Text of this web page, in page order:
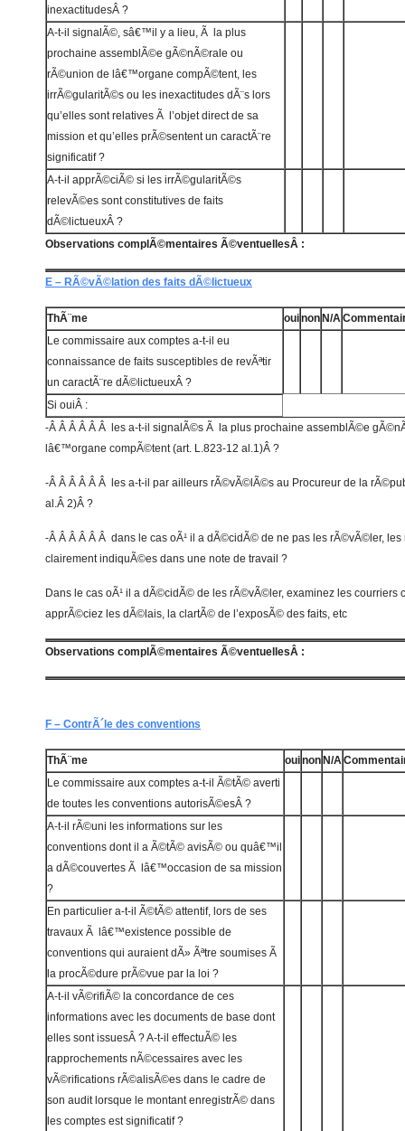
inexactitudesÂ ?
A-t-il signalÃ©, sâ€™il y a lieu, Ã la plus
prochaine assemblÃ©e gÃ©nÃ©rale ou
rÃ©union de lâ€™organe compÃ©tent, les
irrÃ©gularitÃ©s ou les inexactitudes dÃ¨s lors
qu’elles sont relatives Ã l’objet direct de sa
mission et qu’elles prÃ©sentent un caractÃ¨re
significatif ?
A-t-il apprÃ©ciÃ© si les irrÃ©gularitÃ©s
relevÃ©es sont constitutives de faits
dÃ©lictueuxÂ ?
Observations complÃ©mentaires Ã©ventuellesÂ :
E – RÃ©vÃ©lation des faits dÃ©lictueux
ThÃ¨me ouinon N/A
Le commissaire aux comptes a-t-il eu
connaissance de faits susceptibles de revÃªtir
un caractÃ¨re dÃ©lictueuxÂ ?
Si ouiÂ :
-Â Â Â Â Â Â les a-t-il signalÃ©s Ã la plus prochaine assemblÃ©e
lâ€™organe compÃ©tent (art. L.823-12 al.1)Â ?
-Â Â Â Â Â Â les a-t-il par ailleurs rÃ©vÃ©lÃ©s au Procureur de la
al.Â 2)Â ?
-Â Â Â Â Â Â dans le cas oÃ¹ il a dÃ©cidÃ© de ne pas les rÃ©vÃ©ler,
clairement indiquÃ©es dans une note de travail ?
Dans le cas oÃ¹ il a dÃ©cidÃ© de les rÃ©vÃ©ler, examinez les courriers
apprÃ©ciez les dÃ©lais, la clartÃ© de l’exposÃ© des faits, etc
Observations complÃ©mentaires Ã©ventuellesÂ :
F – ContrÃ´le des conventions
ThÃ¨me ouinon N/A
Le commissaire aux comptes a-t-il Ã©tÃ© averti
de toutes les conventions autorisÃ©esÂ ?
A-t-il rÃ©uni les informations sur les
conventions dont il a Ã©tÃ© avisÃ© ou quâ€™il
a dÃ©couvertes Ã lâ€™occasion de sa mission
?
En particulier a-t-il Ã©tÃ© attentif, lors de ses
travaux Ã lâ€™existence possible de
conventions qui auraient dÃ» Ãªtre soumises Ã
la procÃ©dure prÃ©vue par la loi ?
A-t-il vÃ©rifiÃ© la concordance de ces
informations avec les documents de base dont
elles sont issuesÂ ? A-t-il effectuÃ© les
rapprochements nÃ©cessaires avec les
vÃ©rifications rÃ©alisÃ©es dans le cadre de
son audit lorsque le montant enregistrÃ© dans
les comptes est significatif ?